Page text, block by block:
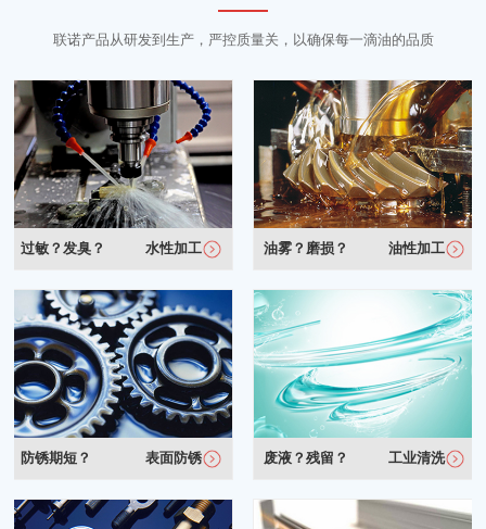
联诺产品从研发到生产，严控质量关，以确保每一滴油的品质
过敏？发臭？ 水性加工 油雾？磨损？ 油性加工
防锈期短？ 表面防锈 废液？残留？ 工业清洗